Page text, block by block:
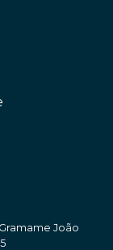
João